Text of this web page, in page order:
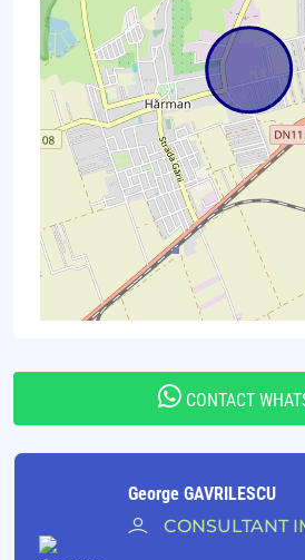
CONTACT
George GAVRILESCU
CONSULTANT